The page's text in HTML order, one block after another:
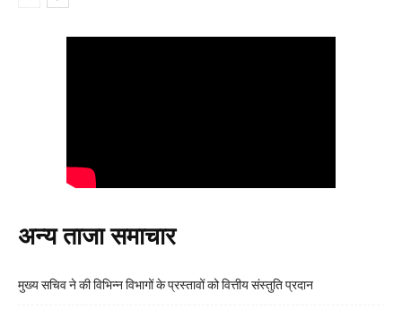
अन्य ताजा समाचार
मुख्य सचिव ने की विभिन्न विभागों के प्रस्तावों को वित्तीय संस्तुति प्रदान